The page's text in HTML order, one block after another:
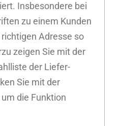
Insbesondere bei
zu einem Kunden
Adresse so
zeigen Sie mit der
der Liefer-
Sie mit der
die Funktion